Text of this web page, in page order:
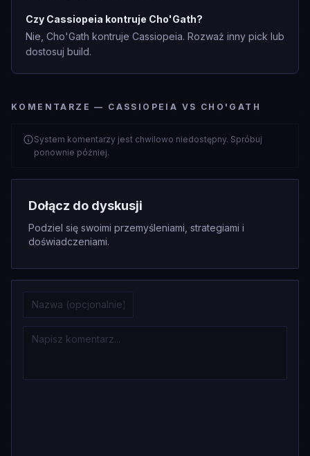
Czy Cassiopeia kontruje Cho'Gath?
Nie, Cho'Gath kontruje Cassiopeia. Rozważ inny pick lub
dostosuj build.
KOMENTARZE — CASSIOPEIA VS CHO'GATH
System komentarzy jest chwilowo niedostępny. Spróbuj
ponownie później.
Dołącz do dyskusji
Podziel się swoimi przemyśleniami, strategiami i
doświadczeniami.